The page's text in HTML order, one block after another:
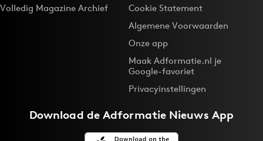
Volledig Magazine Archief
Cookie Statement
Algemene Voorwaarden
Onze app
Maak Adformatie.nl je
Google-favoriet
Privacyinstellingen
Download deAdformatie Nieuws App